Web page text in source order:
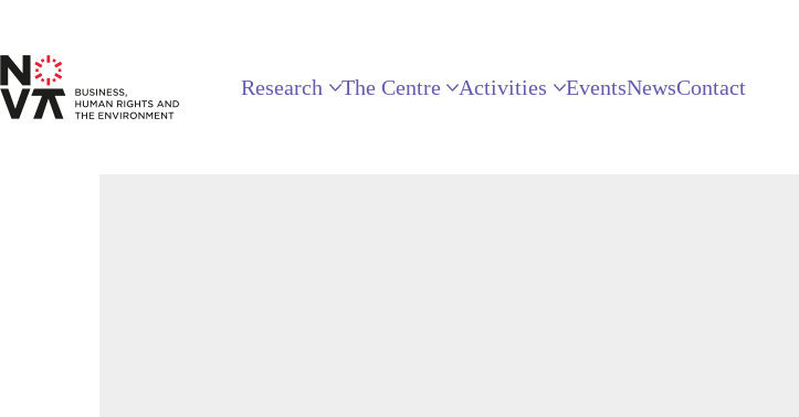
Research The Centre Activities EventsNewsContact